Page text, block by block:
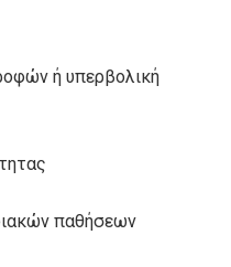
ή υπερβολική
παθήσεων